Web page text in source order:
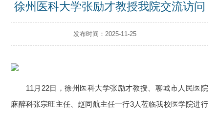
徐州医科大学张励才教授我院交流访问
发布时间：2025-11-25
11月22日，徐州医科大学张励才教授、聊城市人民医院
麻醉科张宗旺主任、赵同航主任一行3人莅临我校医学院进行